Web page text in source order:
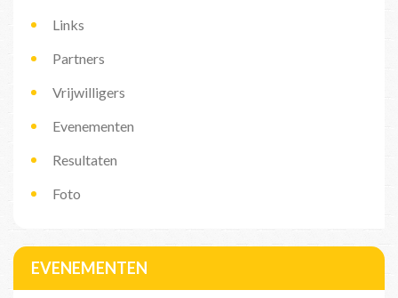
Links
Partners
Vrijwilligers
Evenementen
Resultaten
Foto
EVENEMENTEN